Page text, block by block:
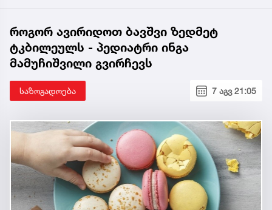
როგორ ავირიდოთ ბავშვი ზედმეტ
ტკბილეულს - პედიატრი ინგა
მამუჩიშვილი გვირჩევს
საზოგადოება 7 აგვ 21:05